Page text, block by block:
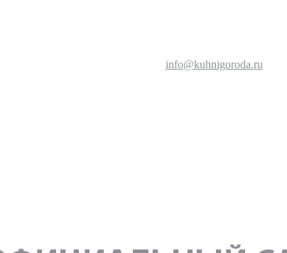
info@kuhnigoroda.ru